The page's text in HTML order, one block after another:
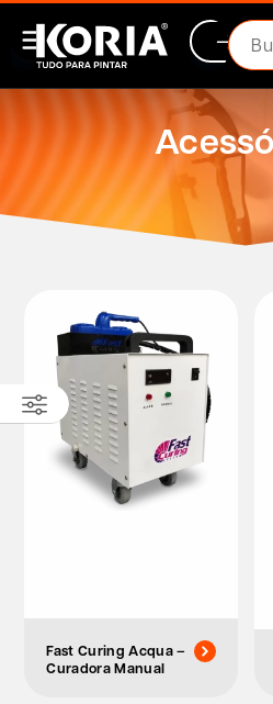
Fast Curing Acqua –
Curadora Manual